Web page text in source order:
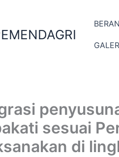
sesuai
di